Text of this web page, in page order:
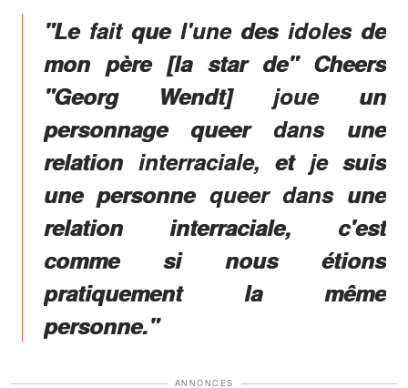
"Le fait que l'une des idoles de
mon père [la star de" Cheers
"Georg Wendt] joue un
personnage queer dans une
relation interraciale, et je suis
une personne queer dans une
relation interraciale, c'est
comme si nous étions
pratiquement la même
personne."
ANNONCES